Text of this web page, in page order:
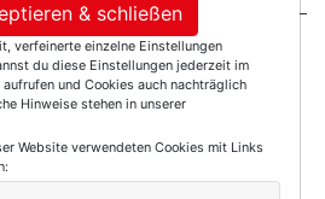
hat ihr Blog optisch ein
und ich habe dadurch endlich
Und natürlich geguckt,
& schließen
verfeinerte einzelne Einstellungen
du diese Einstellungen jederzeit im
und Cookies auch nachträglich
Hinweise stehen in unserer
Website verwendeten Cookies mit Links